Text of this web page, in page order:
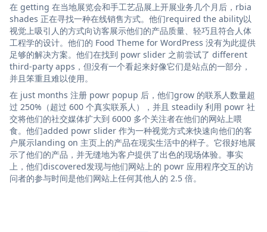
在 getting 在当地展览会和手工艺品展上开展业务几个月后，rbia
shades 正在寻找一种在线销售方式。他们required the ability以
视觉上吸引人的方式向访客展示他们的产品质量、轻巧且符合人体
工程学的设计。他们的 Food Theme for WordPress 没有为此提供
足够的解决方案。他们在找到 powr slider 之前尝试了 different
third-party apps，但没有一个看起来好像它们是站点的一部分，
并且笨重且难以使用。
在 just months 注册 powr popup 后，他们grow 的联系人数量超
过 250%（超过 600 个真实联系人），并且 steadily 利用 powr 社
交将他们的社交媒体扩大到 6000 多个关注者在他们的网站上喂
食。他们added powr slider 作为一种视觉方式来快速向他们的客
户展示landing on 主页上的产品在现实生活中的样子。它很好地展
示了他们的产品，并无缝地为客户提供了出色的现场体验。事实
上，他们discovered发现与他们网站上的 powr 应用程序交互的访
问者的参与时间是他们网站上任何其他人的 2.5 倍。